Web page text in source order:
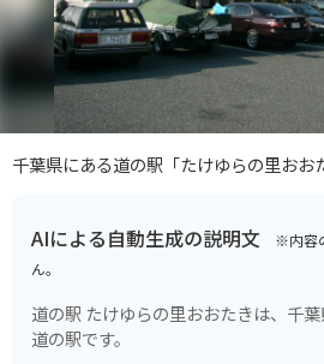
千葉県にある道の駅「たけゆらの里おお
AIによる自動生成の説明文 ※内容
ん。
道の駅 たけゆらの里おおたきは、千
道の駅です。